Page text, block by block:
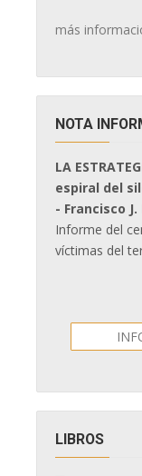
más
NOTA
LA
espiral del
- Francisco
Informe del
víctimas del
LIBROS